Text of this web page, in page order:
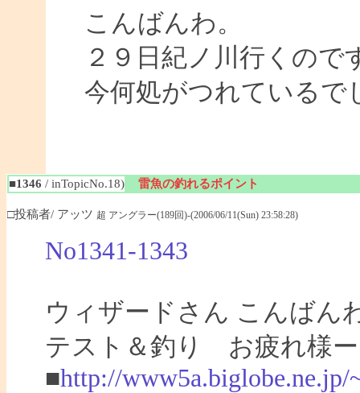
こんばんわ。
２９日紀ノ川行くので
今何処がつれているで
■1346 / inTopicNo.18) 雷魚の釣れるポイント
□投稿者/ アッツ 超 アングラー(189回)-(2006/06/11(Sun) 23:58:28)
No1341-1343
ウィザードさん こんばん
テスト＆釣り お疲れ様ー
■http://www5a.biglobe.ne.jp/